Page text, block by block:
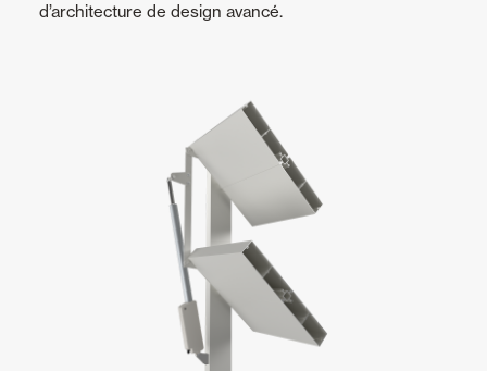
d’architecture de design avancé.